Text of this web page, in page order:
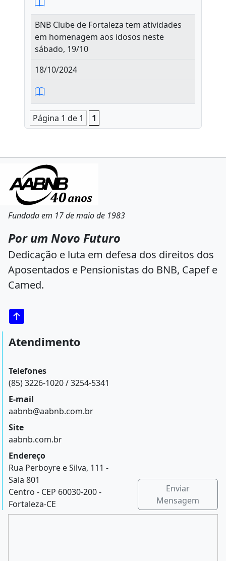
BNB Clube de Fortaleza tem atividades
em homenagem aos idosos neste
sábado, 19/10
18/10/2024
Página 1 de 1 1
Fundada em 17 de maio de 1983
Por um Novo Futuro
Dedicação e luta em defesa dos direitos dos
Aposentados e Pensionistas do BNB, Capef e
Camed.
Atendimento
Telefones
(85) 3226-1020 / 3254-5341
E-mail
aabnb@aabnb.com.br
Site
aabnb.com.br
Endereço
Rua Perboyre e Silva, 111 -
Sala 801
Centro - CEP 60030-200 -
Fortaleza-CE
Enviar
Mensagem